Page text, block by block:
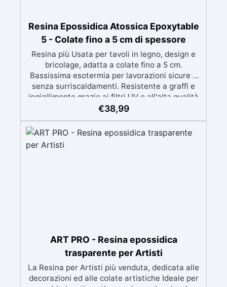
Resina Epossidica Atossica Epoxytable
5 - Colate fino a 5 cm di spessore
Resina più Usata per tavoli in legno, design e
bricolage, adatta a colate fino a 5 cm.
Bassissima esotermia per lavorazioni sicure e
senza surriscaldamenti. Resistente a graffi e
ingiallimento grazie ai filtri UV e all'alta qualità
meccanica. Bassa viscosità per eliminare bolle
BPA/VOC free e certificata per il contatto
prolungato con la pelle.
€38,99
ART PRO - Resina epossidica
trasparente per Artisti
La Resina per Artisti più venduta, dedicata alle
decorazioni ed alle colate artistiche Ideale per